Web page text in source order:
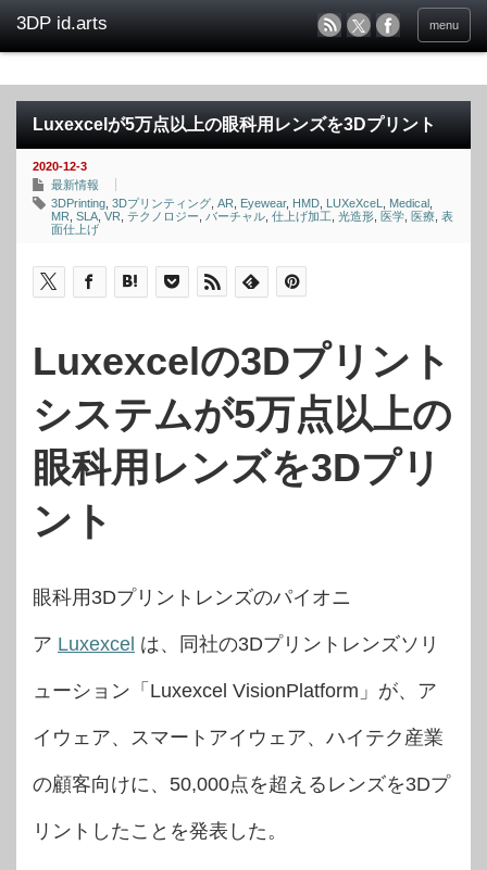
menu
Luxexcelが5万点以上の眼科用レンズを3Dプリント
2020-12-3
最新情報
3DPrinting 3Dプリンティング AR Eyewear, HMD LUXeXceL Medical
MR SLA VR テクノロジー バーチャル 仕上げ加工 光造形 医学 医療 表
面仕上げ
Luxexcelの3Dプリント
システムが5万点以上の
眼科用レンズを3Dプリ
ント
眼科用3Dプリントレンズのパイオニ
ア Luxexcel は、同社の3Dプリントレンズソリ
ューション「Luxexcel VisionPlatform」が、ア
イウェア、スマートアイウェア、ハイテク産業
の顧客向けに、50,000点を超えるレンズを3Dプ
リントしたことを発表した。